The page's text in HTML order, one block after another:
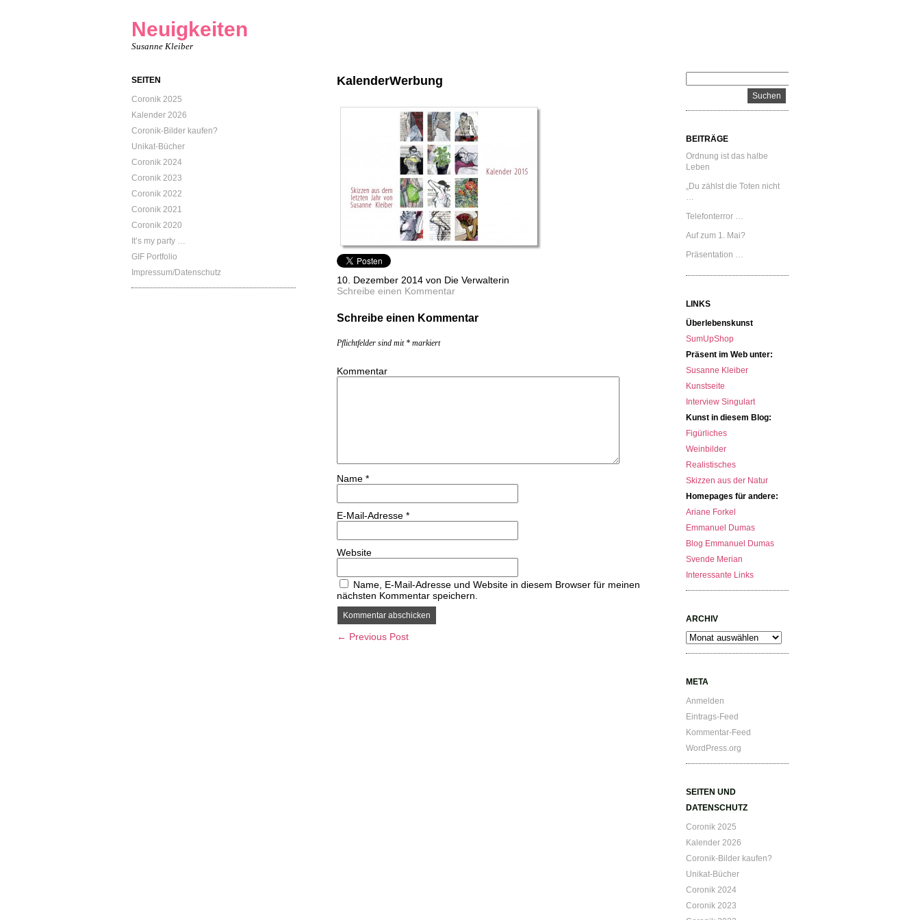
Neuigkeiten
Susanne Kleiber
SEITEN
Coronik 2025
Kalender 2026
Coronik-Bilder kaufen?
Unikat-Bücher
Coronik 2024
Coronik 2023
Coronik 2022
Coronik 2021
Coronik 2020
It’s my party …
GIF Portfolio
Impressum/Datenschutz
KalenderWerbung
10. Dezember 2014 von Die Verwalterin
Schreibe einen Kommentar
Schreibe einen Kommentar
Pflichtfelder sind mit * markiert
Kommentar
Name *
E-Mail-Adresse *
Website
Name, E-Mail-Adresse und Website in diesem Browser für meinen
nächsten Kommentar speichern.
← Previous Post
BEITRÄGE
Ordnung ist das halbe
Leben
„Du zählst die Toten nicht
…
Telefonterror …
Auf zum 1. Mai?
Präsentation …
LINKS
Überlebenskunst
SumUpShop
Präsent im Web unter:
Susanne Kleiber
Kunstseite
Interview Singulart
Kunst in diesem Blog:
Figürliches
Weinbilder
Realistisches
Skizzen aus der Natur
Homepages für andere:
Ariane Forkel
Emmanuel Dumas
Blog Emmanuel Dumas
Svende Merian
Interessante Links
ARCHIV
Archiv
META
Anmelden
Eintrags-Feed
Kommentar-Feed
WordPress.org
SEITEN UND
DATENSCHUTZ
Coronik 2025
Kalender 2026
Coronik-Bilder kaufen?
Unikat-Bücher
Coronik 2024
Coronik 2023